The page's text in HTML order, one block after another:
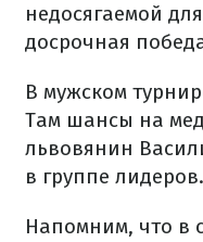
недосягаемой
досрочная
В мужском
Там шансы на
львовянин
в группе лидеров.
Напомним, что в